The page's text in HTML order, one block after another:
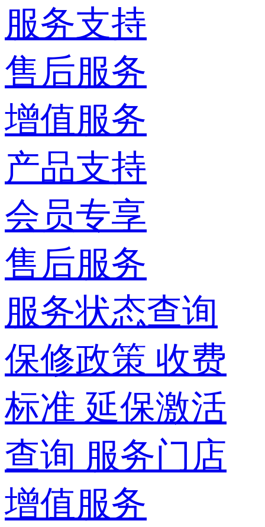
服务支持
售后服务
增值服务
产品支持
会员专享
售后服务
服务状态查询
保修政策 收费
标准 延保激活
查询 服务门店
增值服务